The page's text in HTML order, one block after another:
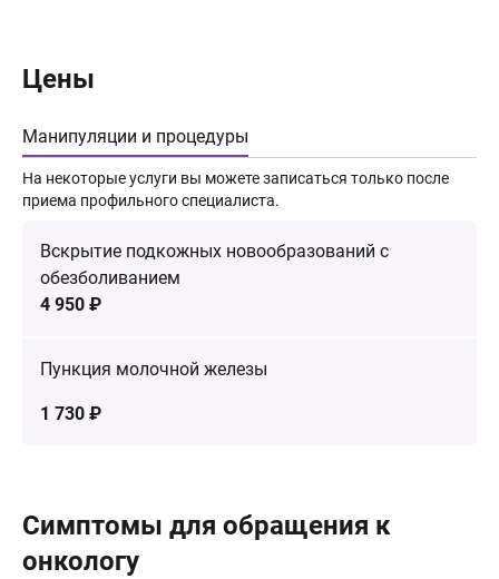
Цены
Манипуляции и процедуры
На некоторые услуги вы можете записаться только после
приема профильного специалиста.
Вскрытие подкожных новообразований с
обезболиванием
4 950 ₽
Пункция молочной железы
1 730 ₽
Симптомы для обращения к
онкологу